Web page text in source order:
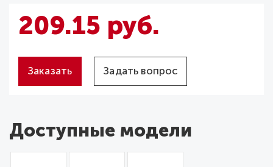
209.15 руб.
Заказать Задать вопрос
Доступные модели